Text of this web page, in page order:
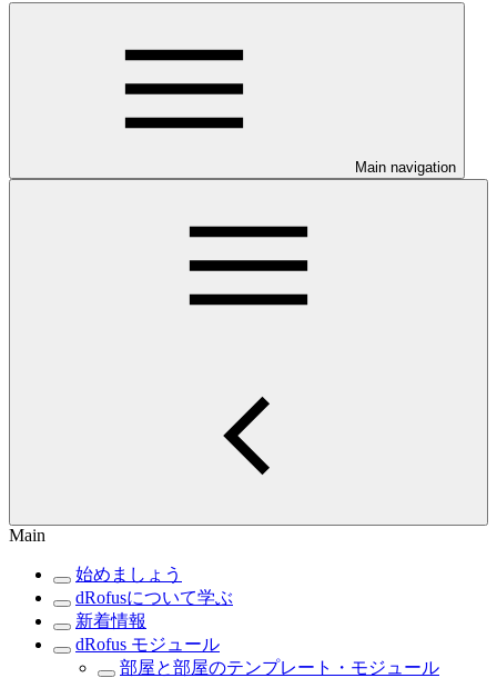
Main navigation
Main
始めましょう
dRofusについて学ぶ
新着情報
dRofus モジュール
部屋と部屋のテンプレート・モジュール